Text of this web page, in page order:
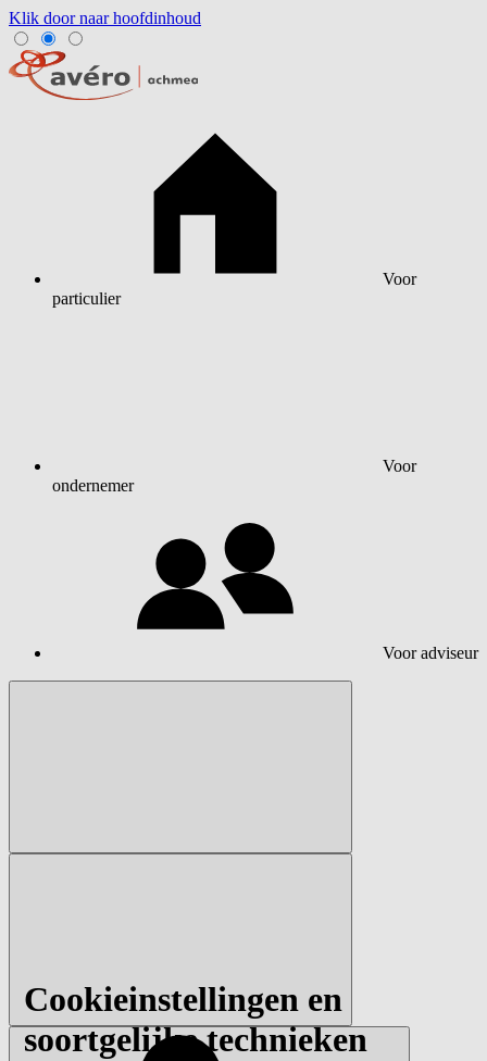
Klik door naar hoofdinhoud
Voor
particulier
Voor
ondernemer
Voor adviseur
Cookieinstellingen en
soortgelijke technieken